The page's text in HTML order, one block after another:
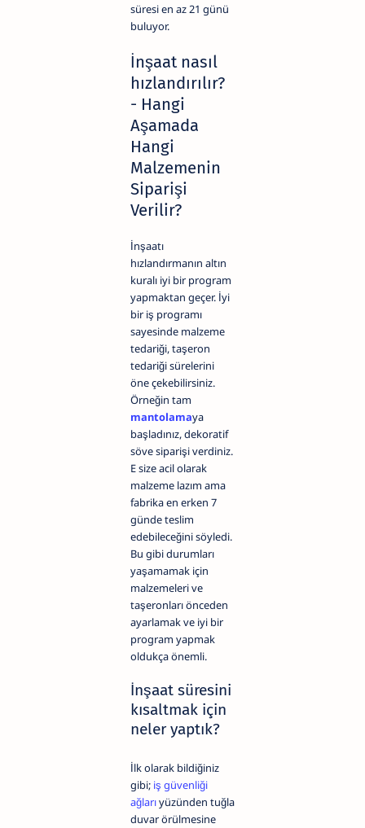
süresi en az 21 günü
buluyor.
İnşaat nasıl
hızlandırılır?
- Hangi
Aşamada
Hangi
Malzemenin
Siparişi
Verilir?
İnşaatı
hızlandırmanın altın
kuralı iyi bir program
yapmaktan geçer. İyi
bir iş programı
sayesinde malzeme
tedariği, taşeron
tedariği sürelerini
öne çekebilirsiniz.
Örneğin tam
mantolamaya
başladınız, dekoratif
söve siparişi verdiniz.
E size acil olarak
malzeme lazım ama
fabrika en erken 7
günde teslim
edebileceğini söyledi.
Bu gibi durumları
yaşamamak için
malzemeleri ve
taşeronları önceden
ayarlamak ve iyi bir
program yapmak
oldukça önemli.
İnşaat süresini
kısaltmak için
neler yaptık?
İlk olarak bildiğiniz
gibi; iş güvenliği
ağlarıyüzünden tuğla
duvar örülmesine